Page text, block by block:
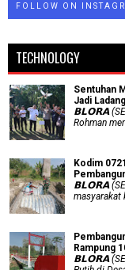
FOLLOW ON
TECHNOLOGY
Sentuhan
Jadi
𝗕𝗟𝗢𝗥𝗔
Rohman
Kodim
𝗕𝗟𝗢𝗥𝗔
masyarakat
Rampung
𝗕𝗟𝗢𝗥𝗔